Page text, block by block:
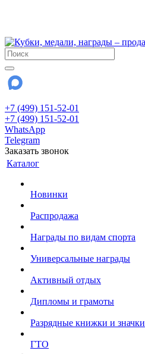
+7 (499) 151-52-01
+7 (499) 151-52-01
WhatsApp
Telegram
Заказать звонок
Каталог
Новинки
Распродажа
Награды по видам спорта
Универсальные награды
Активный отдых
Дипломы и грамоты
Разрядные книжки и значки
ГТО